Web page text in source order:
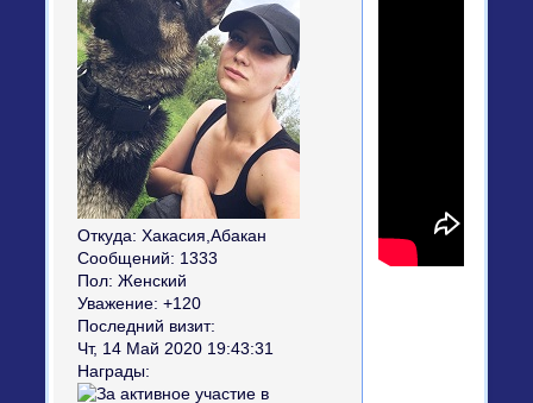
Откуда: Хакасия,Абакан
Сообщений: 1333
Пол: Женский
Уважение: +120
Последний визит:
Чт, 14 Май 2020 19:43:31
Награды: